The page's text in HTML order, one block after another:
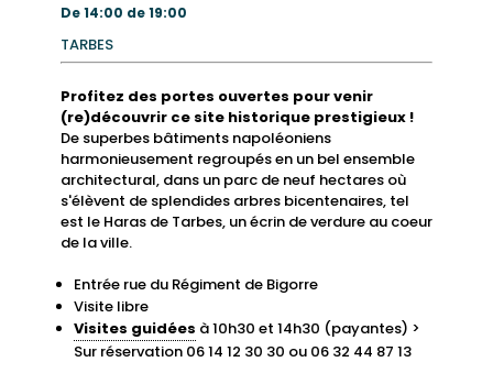
De 14:00 de 19:00
TARBES
Profitez des portes ouvertes pour venir
(re)découvrir ce site historique prestigieux !
De superbes bâtiments napoléoniens
harmonieusement regroupés en un bel ensemble
architectural, dans un parc de neuf hectares où
s'élèvent de splendides arbres bicentenaires, tel
est le Haras de Tarbes, un écrin de verdure au coeur
de la ville.
Entrée rue du Régiment de Bigorre
Visite libre
Visites guidées à 10h30 et 14h30 (payantes) >
Sur réservation 06 14 12 30 30 ou 06 32 44 87 13